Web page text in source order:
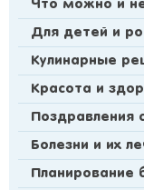
Что можно и
Для детей и
Кулинарные
Красота и
Поздравления
Болезни и их
Планирование